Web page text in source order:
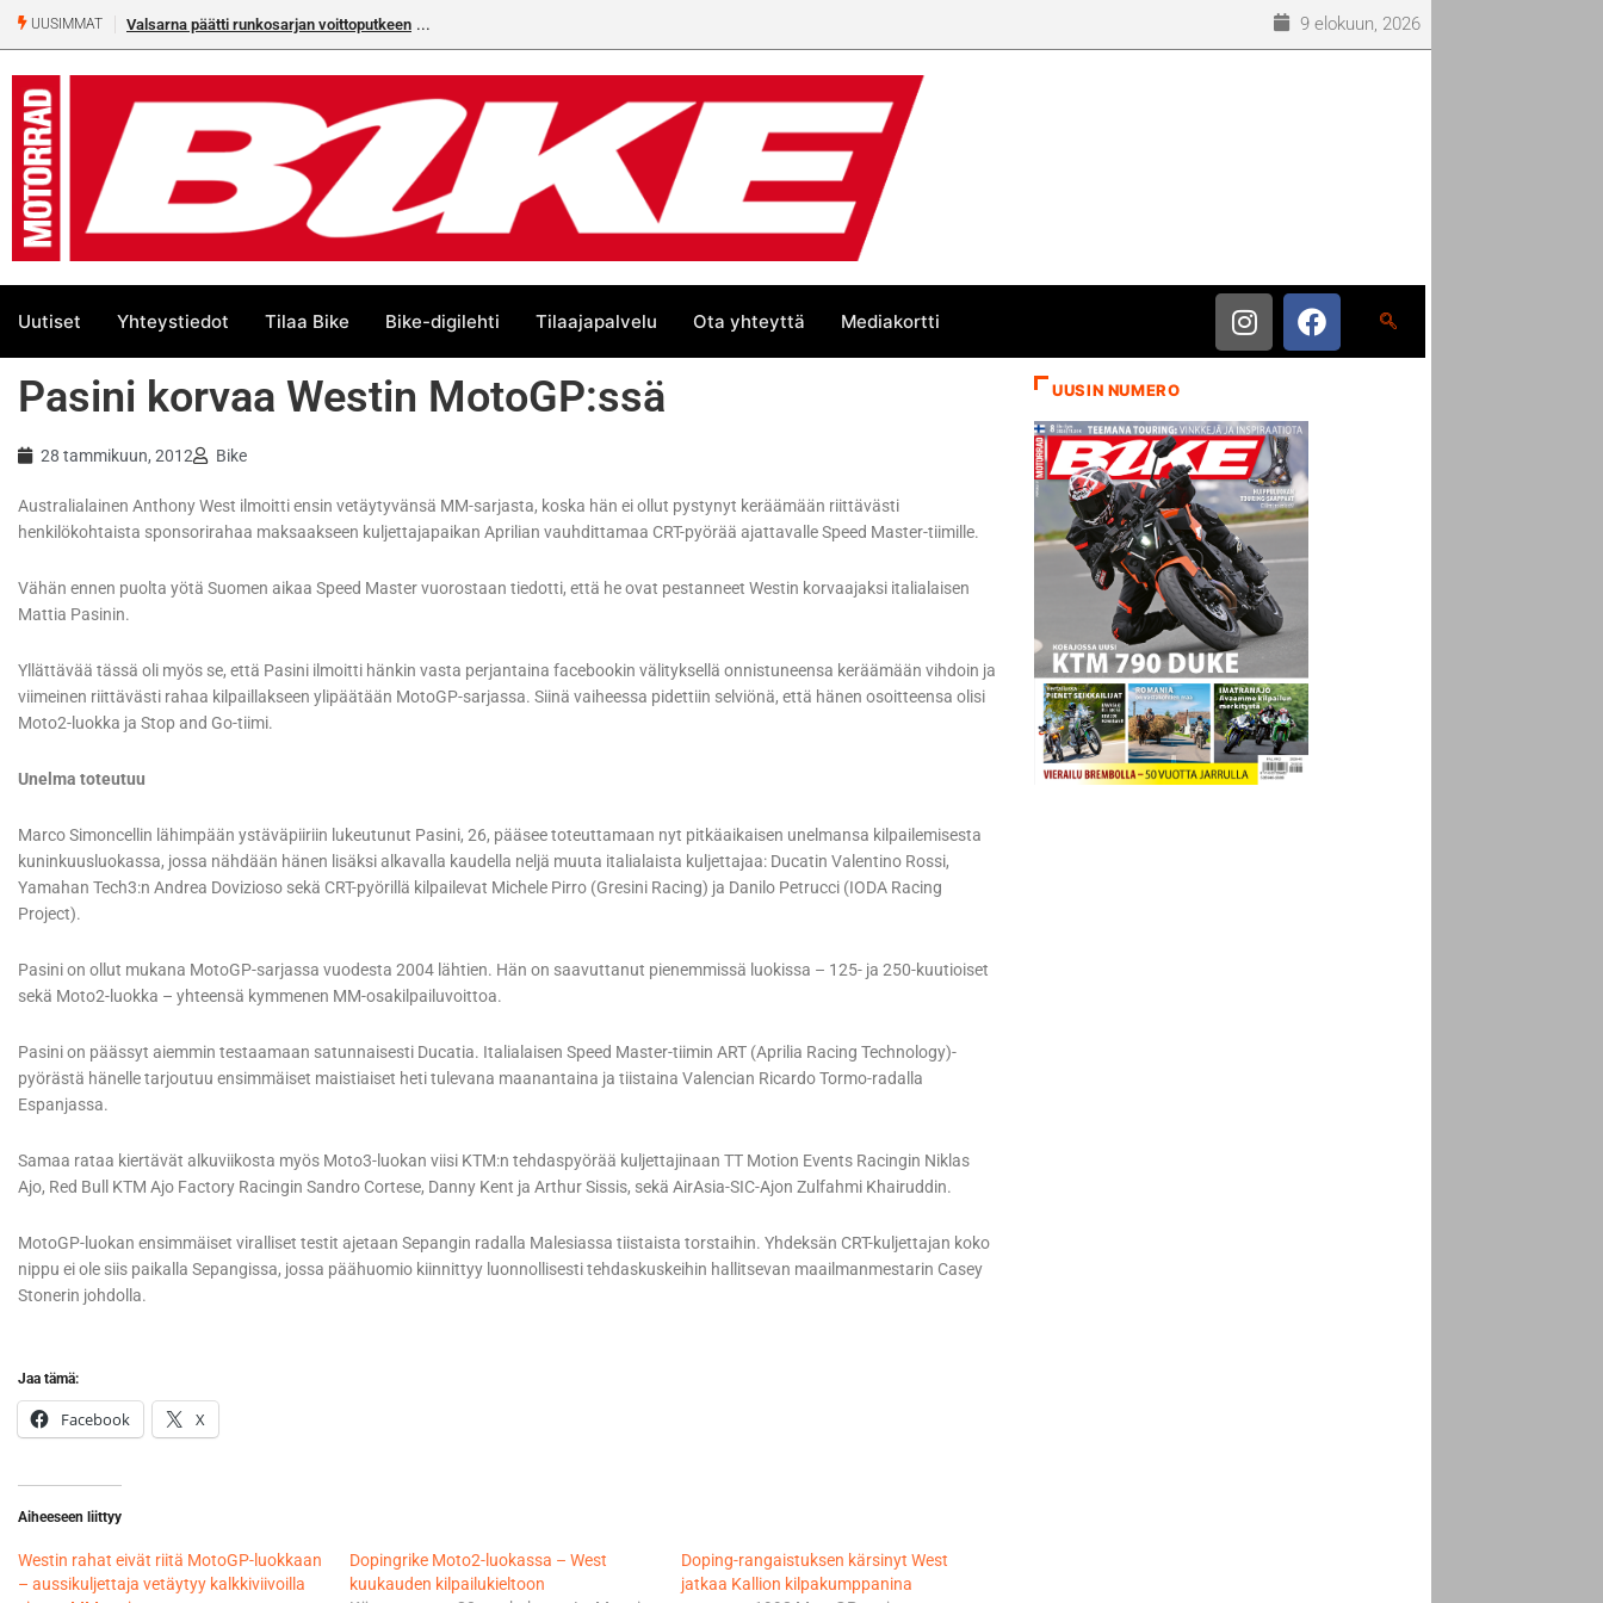
UUSIMMAT Valsarna päätti runkosarjan voittoputkeen 9 elokuun, 2026
Uutiset Yhteystiedot Tilaa Bike Bike-digilehti Tilaajapalvelu Ota yhteyttä Mediakortti
Pasini korvaa Westin MotoGP:ssä
28 tammikuun, 2012 Bike
Australialainen Anthony West ilmoitti ensin vetäytyvänsä MM-sarjasta, koska hän ei ollut pystynyt keräämään riittävästi
henkilökohtaista sponsorirahaa maksaakseen kuljettajapaikan Aprilian vauhdittamaa CRT-pyörää ajattavalle Speed Master-tiimille.
Vähän ennen puolta yötä Suomen aikaa Speed Master vuorostaan tiedotti, että he ovat pestanneet Westin korvaajaksi italialaisen
Mattia Pasinin.
Yllättävää tässä oli myös se, että Pasini ilmoitti hänkin vasta perjantaina facebookin välityksellä onnistuneensa keräämään vihdoin ja
viimeinen riittävästi rahaa kilpaillakseen ylipäätään MotoGP-sarjassa. Siinä vaiheessa pidettiin selviönä, että hänen osoitteensa olisi
Moto2-luokka ja Stop and Go-tiimi.
Unelma toteutuu
Marco Simoncellin lähimpään ystäväpiiriin lukeutunut Pasini, 26, pääsee toteuttamaan nyt pitkäaikaisen unelmansa kilpailemisesta
kuninkuusluokassa, jossa nähdään hänen lisäksi alkavalla kaudella neljä muuta italialaista kuljettajaa: Ducatin Valentino Rossi,
Yamahan Tech3:n Andrea Dovizioso sekä CRT-pyörillä kilpailevat Michele Pirro (Gresini Racing) ja Danilo Petrucci (IODA Racing
Project).
Pasini on ollut mukana MotoGP-sarjassa vuodesta 2004 lähtien. Hän on saavuttanut pienemmissä luokissa – 125- ja 250-kuutioiset
sekä Moto2-luokka – yhteensä kymmenen MM-osakilpailuvoittoa.
Pasini on päässyt aiemmin testaamaan satunnaisesti Ducatia. Italialaisen Speed Master-tiimin ART (Aprilia Racing Technology)-
pyörästä hänelle tarjoutuu ensimmäiset maistiaiset heti tulevana maanantaina ja tiistaina Valencian Ricardo Tormo-radalla
Espanjassa.
Samaa rataa kiertävät alkuviikosta myös Moto3-luokan viisi KTM:n tehdaspyörää kuljettajinaan TT Motion Events Racingin Niklas
Ajo, Red Bull KTM Ajo Factory Racingin Sandro Cortese, Danny Kent ja Arthur Sissis, sekä AirAsia-SIC-Ajon Zulfahmi Khairuddin.
MotoGP-luokan ensimmäiset viralliset testit ajetaan Sepangin radalla Malesiassa tiistaista torstaihin. Yhdeksän CRT-kuljettajan koko
nippu ei ole siis paikalla Sepangissa, jossa päähuomio kiinnittyy luonnollisesti tehdaskuskeihin hallitsevan maailmanmestarin Casey
Stonerin johdolla.
Jaa tämä:
Facebook X
Aiheeseen liittyy
Westin rahat eivät riitä MotoGP-luokkaan
– aussikuljettaja vetäytyy kalkkiviivoilla
Dopingrike Moto2-luokassa – West
kuukauden kilpailukieltoon
Doping-rangaistuksen kärsinyt West
jatkaa Kallion kilpakumppanina
UUSIN NUMERO